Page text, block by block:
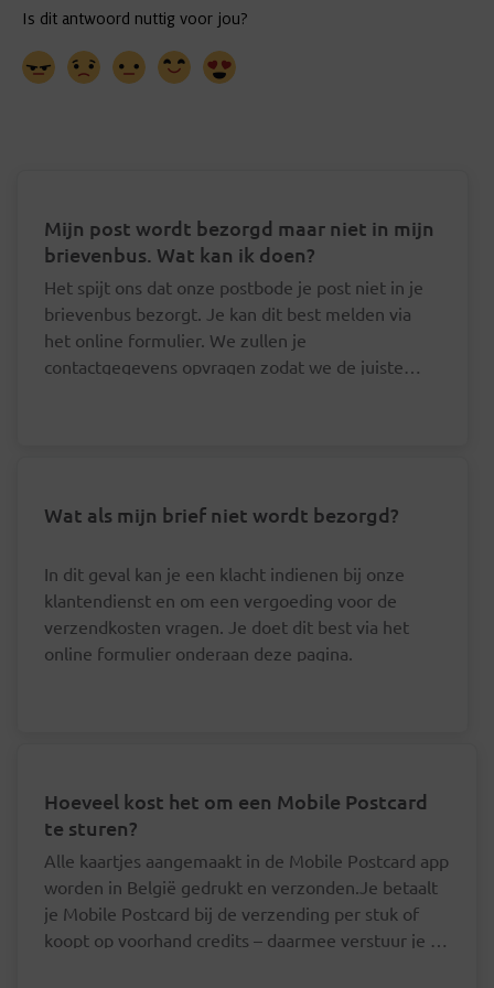
Mijn post wordt bezorgd maar niet in mijn
brievenbus. Wat kan ik doen?
Het spijt ons dat onze postbode je post niet in je
brievenbus bezorgt. Je kan dit best melden via
het online formulier. We zullen je
contactgegevens opvragen zodat we de juiste
Wat als mijn brief niet wordt bezorgd?
In dit geval kan je een klacht indienen bij onze
klantendienst en om een vergoeding voor de
verzendkosten vragen. Je doet dit best via het
online formulier onderaan deze pagina.
Hoeveel kost het om een Mobile Postcard
te sturen?
Alle kaartjes aangemaakt in de Mobile Postcard app
worden in België gedrukt en verzonden.Je betaalt
je Mobile Postcard bij de verzending per stuk of
koopt op voorhand credits – daarmee verstuur je je